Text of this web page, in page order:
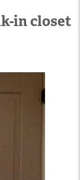
in closet